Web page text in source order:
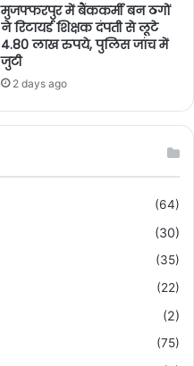
मुजफ्फरपुर में बैंककर्मी बन ठगों
ने रिटायर्ड शिक्षक दंपती से लूटे
4.80 लाख रुपये, पुलिस जांच में
जुटी
2 days ago
(64)
(30)
(35)
(22)
(2)
(75)